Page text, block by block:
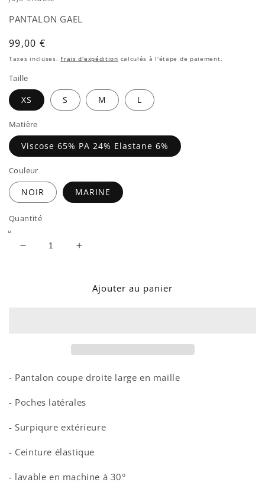
modale
PANTALON GAEL
Prix
habituel
99,00 €
Taxes incluses. Frais d'expédition calculés à l'étape de paiement.
Taille
XS S M L
Matière
Viscose 65% PA 24% Elastane 6%
Couleur
NOIR MARINE
Quantité
Réduire
Augmenter
Ajouter au panier
- Pantalon coupe droite large en maille
- Poches latérales
- Surpiqure extérieure
- Ceinture élastique
- lavable en machine à 30°